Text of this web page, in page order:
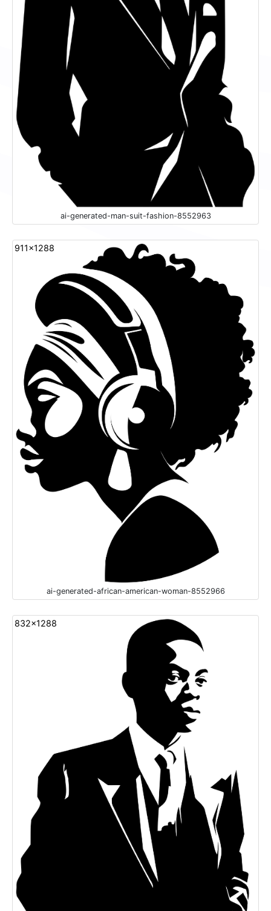
ai-generated-man-suit-fashion-8552963
911x1288
ai-generated-african-american-woman-8552966
832x1288